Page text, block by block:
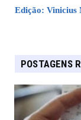
Edição: Vinicius
POSTAGENS